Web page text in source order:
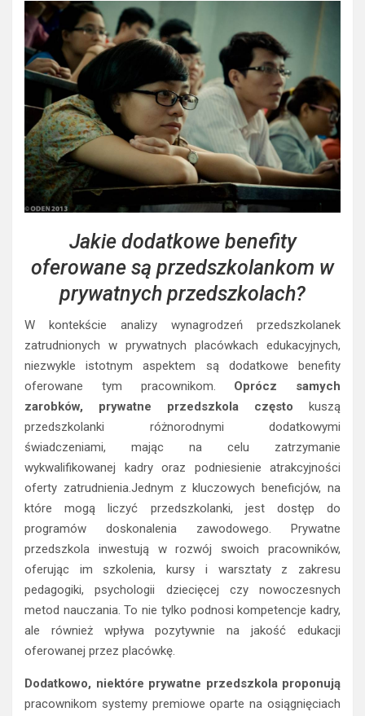
Jakie dodatkowe benefity
oferowane są przedszkolankom w
prywatnych przedszkolach?
W kontekście analizy wynagrodzeń przedszkolanek
zatrudnionych w prywatnych placówkach edukacyjnych,
niezwykle istotnym aspektem są dodatkowe benefity
oferowane tym pracownikom. Oprócz samych
zarobków, prywatne przedszkola często kuszą
przedszkolanki różnorodnymi dodatkowymi
świadczeniami, mając na celu zatrzymanie
wykwalifikowanej kadry oraz podniesienie atrakcyjności
oferty zatrudnienia.Jednym z kluczowych beneficjów, na
które mogą liczyć przedszkolanki, jest dostęp do
programów doskonalenia zawodowego. Prywatne
przedszkola inwestują w rozwój swoich pracowników,
oferując im szkolenia, kursy i warsztaty z zakresu
pedagogiki, psychologii dziecięcej czy nowoczesnych
metod nauczania. To nie tylko podnosi kompetencje kadry,
ale również wpływa pozytywnie na jakość edukacji
oferowanej przez placówkę.
Dodatkowo, niektóre prywatne przedszkola proponują
pracownikom systemy premiowe oparte na osiągnięciach